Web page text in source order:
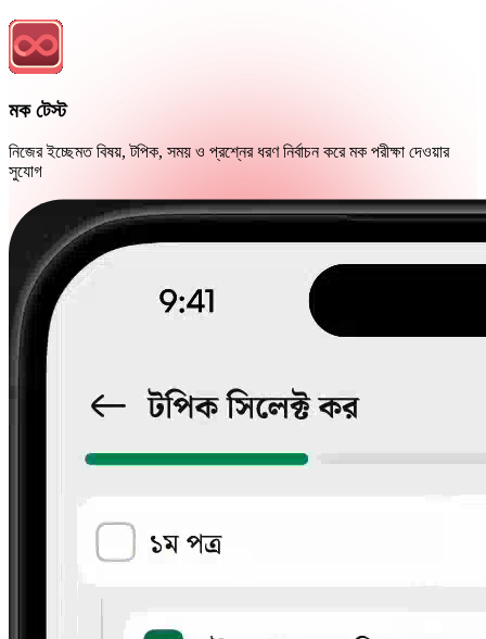
মক টেস্ট
নিজের ইচ্ছেমত বিষয়, টপিক, সময় ও প্রশ্নের ধরণ নির্বাচন করে মক পরীক্ষা দেওয়ার
সুযোগ